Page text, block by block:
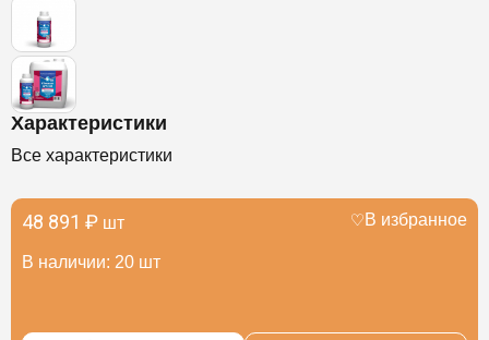
Характеристики
Все характеристики
48 891 ₽ шт
В наличии: 20 шт
В избранное